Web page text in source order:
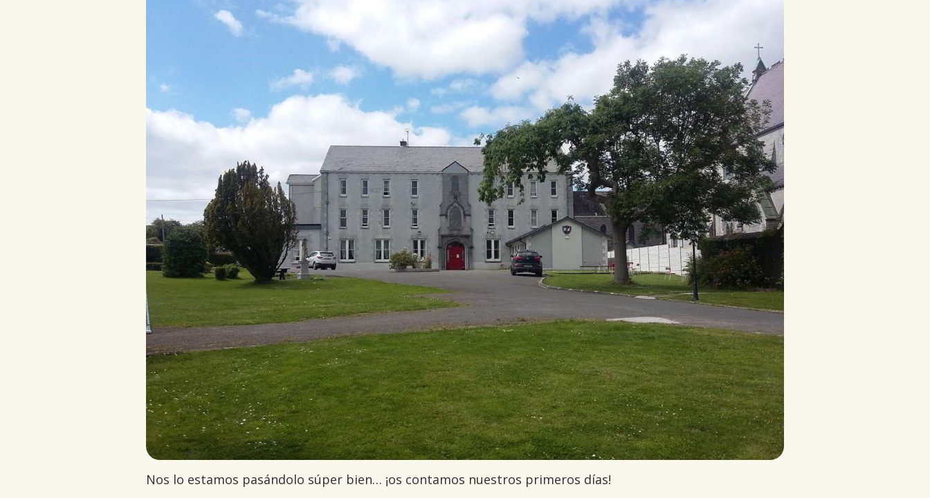
Nos lo estamos pasándolo súper bien… ¡os contamos nuestros primeros días!